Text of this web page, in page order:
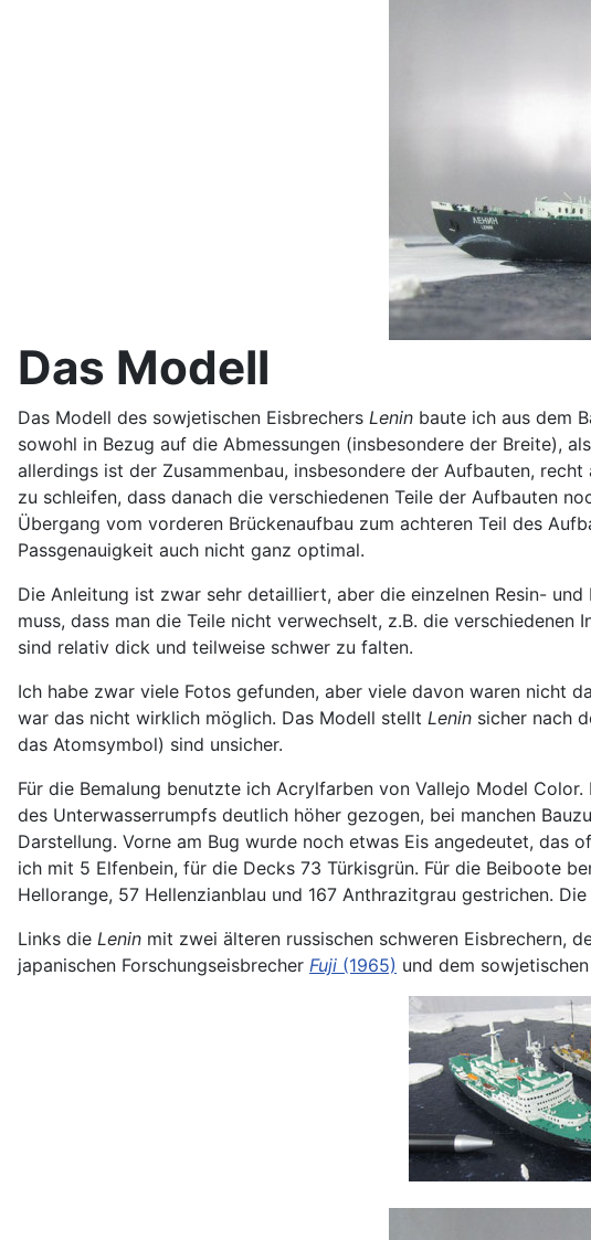
Das Modell
Das Modell des sowjetischen Eisbrechers Lenin baute ich aus dem
sowohl in Bezug auf die Abmessungen (insbesondere der Breite),
allerdings ist der Zusammenbau, insbesondere der Aufbauten,
zu schleifen, dass danach die verschiedenen Teile der Aufbauten
Übergang vom vorderen Brückenaufbau zum achteren Teil des
Passgenauigkeit auch nicht ganz optimal.
Die Anleitung ist zwar sehr detailliert, aber die einzelnen Resin-
muss, dass man die Teile nicht verwechselt, z.B. die
sind relativ dick und teilweise schwer zu falten.
Ich habe zwar viele Fotos gefunden, aber viele davon waren nicht
war das nicht wirklich möglich. Das Modell stellt Lenin sicher nach
das Atomsymbol) sind unsicher.
Für die Bemalung benutzte ich Acrylfarben von Vallejo Model
des Unterwasserrumpfs deutlich höher gezogen, bei manchen
Darstellung. Vorne am Bug wurde noch etwas Eis angedeutet,
ich mit 5 Elfenbein, für die Decks 73 Türkisgrün. Für die Beiboote
Hellorange, 57 Hellenzianblau und 167 Anthrazitgrau gestrichen.
Links die Lenin mit zwei älteren russischen schweren Eisbrechern,
japanischen Forschungseisbrecher Fuji (1965) und dem